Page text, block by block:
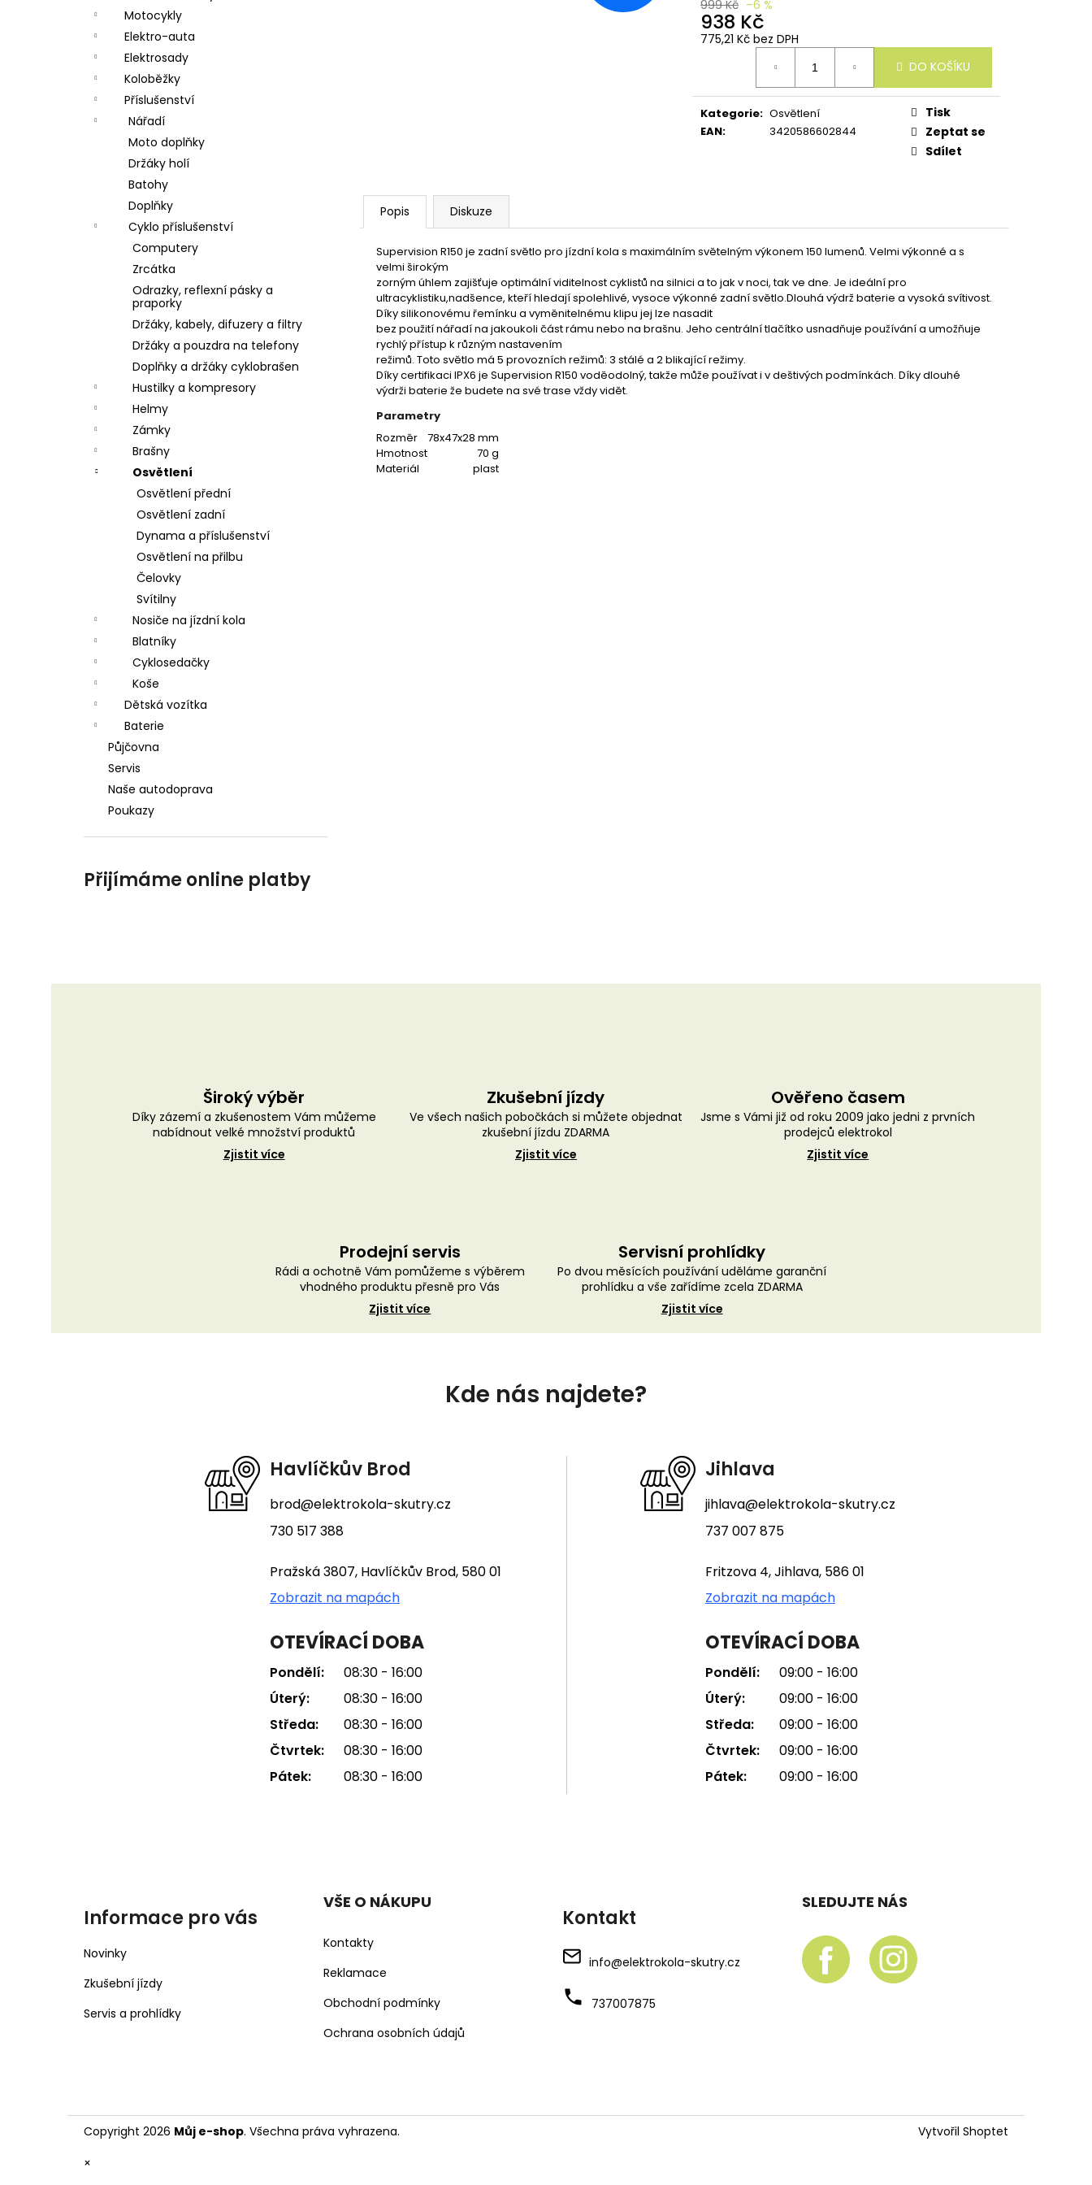
Motocykly
Elektro-auta
Elektrosady
Koloběžky
Příslušenství
Nářadí
Moto doplňky
Držáky holí
Batohy
Doplňky
Cyklo příslušenství
Computery
Zrcátka
Odrazky, reflexní pásky a
praporky
Držáky, kabely, difuzery a filtry
Držáky a pouzdra na telefony
Doplňky a držáky cyklobrašen
Hustilky a kompresory
Helmy
Zámky
Brašny
Osvětlení
Osvětlení přední
Osvětlení zadní
Dynama a příslušenství
Osvětlení na přilbu
Čelovky
Svítilny
Nosiče na jízdní kola
Blatníky
Cyklosedačky
Koše
Dětská vozítka
Baterie
Půjčovna
Servis
Naše autodoprava
Poukazy
Přijímáme online platby
999 Kč –6 %
938 Kč
775,21 Kč bez DPH
DO KOŠÍKU
Kategorie: Osvětlení
EAN: 3420586602844
Tisk
Zeptat se
Sdílet
Popis Diskuze
Supervision R150 je zadní světlo pro jízdní kola s maximálním světelným výkonem 150 lumenů. Velmi výkonné a s
velmi širokým
zorným úhlem zajišťuje optimální viditelnost cyklistů na silnici a to jak v noci, tak ve dne. Je ideální pro
ultracyklistiku,nadšence, kteří hledají spolehlivé, vysoce výkonné zadní světlo.Dlouhá výdrž baterie a vysoká svítivost.
Díky silikonovému řemínku a vyměnitelnému klipu jej lze nasadit
bez použití nářadí na jakoukoli část rámu nebo na brašnu. Jeho centrální tlačítko usnadňuje používání a umožňuje
rychlý přístup k různým nastavením
režimů. Toto světlo má 5 provozních režimů: 3 stálé a 2 blikající režimy.
Díky certifikaci IPX6 je Supervision R150 voděodolný, takže může používat i v deštivých podmínkách. Díky dlouhé
výdrži baterie že budete na své trase vždy vidět.
Parametry
Rozměr
78x47x28 mm
Hmotnost
70 g
Materiál
plast
Široký výběr
Díky zázemí a zkušenostem Vám můžeme
nabídnout velké množství produktů
Zjistit více
Zkušební jízdy
Ve všech našich pobočkách si můžete objednat
zkušební jízdu ZDARMA
Zjistit více
Ověřeno časem
Jsme s Vámi již od roku 2009 jako jedni z prvních
prodejců elektrokol
Zjistit více
Prodejní servis
Rádi a ochotně Vám pomůžeme s výběrem
vhodného produktu přesně pro Vás
Zjistit více
Servisní prohlídky
Po dvou měsících používání uděláme garanční
prohlídku a vše zařídíme zcela ZDARMA
Zjistit více
Kde nás najdete?
Havlíčkův Brod
brod@elektrokola-skutry.cz
730 517 388
Pražská 3807, Havlíčkův Brod, 580 01
Zobrazit na mapách
OTEVÍRACÍ DOBA
Pondělí:
08:30 - 16:00
Úterý:
08:30 - 16:00
Středa:
08:30 - 16:00
Čtvrtek:
08:30 - 16:00
Pátek:
08:30 - 16:00
Jihlava
jihlava@elektrokola-skutry.cz
737 007 875
Fritzova 4, Jihlava, 586 01
Zobrazit na mapách
OTEVÍRACÍ DOBA
Pondělí:
09:00 - 16:00
Úterý:
09:00 - 16:00
Středa:
09:00 - 16:00
Čtvrtek:
09:00 - 16:00
Pátek:
09:00 - 16:00
Informace pro vás
Novinky
Zkušební jízdy
Servis a prohlídky
VŠE O NÁKUPU
Kontakty
Reklamace
Obchodní podmínky
Ochrana osobních údajů
Kontakt
info@elektrokola-skutry.cz
737007875
SLEDUJTE NÁS
Vytvořil Shoptet
Copyright 2026 Můj e-shop. Všechna práva vyhrazena.
×